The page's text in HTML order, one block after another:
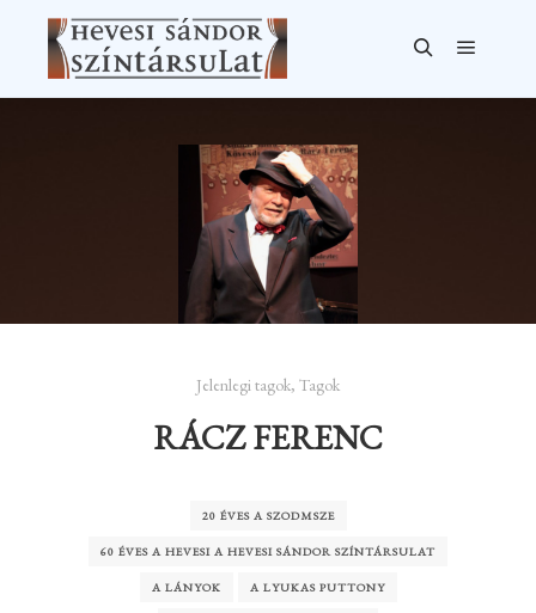
Jelenlegi tagok, Tagok
RÁCZ FERENC
20 ÉVES A SZODMSZE
60 ÉVES A HEVESI A HEVESI SÁNDOR SZÍNTÁRSULAT
A LÁNYOK A LYUKAS PUTTONY